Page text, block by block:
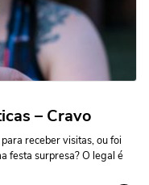
– Cravo
receber visitas, ou foi
festa surpresa? O legal é